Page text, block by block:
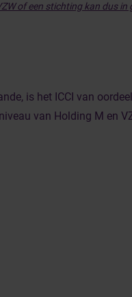
of een stichting kan dus in
is het ICCI van
van Holding M en